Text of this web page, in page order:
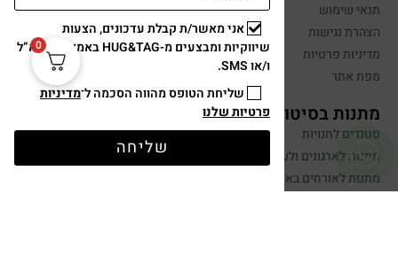
תנאי שימוש
הצהרת נגישות
מדיניות פרטיות
מפת אתר
מתנות בסיטונאות
סטנדים לחנויות
מתנות לארגונים ולעובדים
מתנות לאורחים באירועים
יצירת קשר
0
אני מאשר/ת קבלת עדכונים, הצעות
שיווקיות ומבצעים מ-HUG&TAG באמצעות דוא”ל
ו/או SMS.
שליחת הטופס מהווה הסכמה ל־מדיניות
פרטיות שלנו
שליחה